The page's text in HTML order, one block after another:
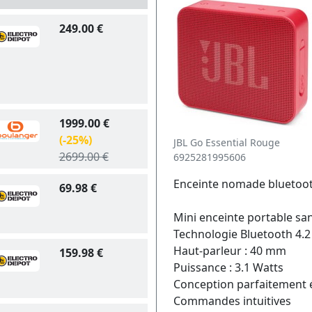
249.00 €
1999.00 €
(-25%)
2699.00 €
69.98 €
159.98 €
JBL Go Essential Rouge
6925281995606
Enceinte nomade
Mini enceinte portable
Technologie Bluetooth 4.2
Haut-parleur : 40 mm
Puissance : 3.1 Watts
Conception parfaitement
Commandes intuitives